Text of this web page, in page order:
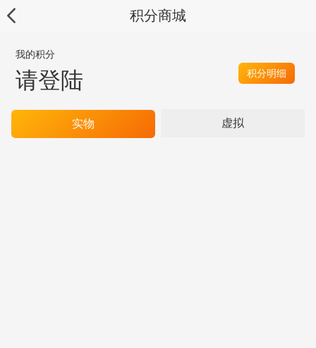
积分商城
我的积分
请登陆 积分明细
实物 虚拟